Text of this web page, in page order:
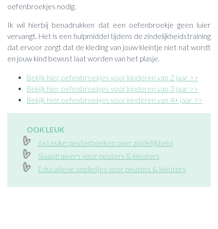
oefenbroekjes nodig.
Ik wil hierbij benadrukken dat een oefenbroekje geen luier
vervangt. Het is een hulpmiddel tijdens de zindelijkheidstraining
dat ervoor zorgt dat de kleding van jouw kleintje niet nat wordt
en jouw kind bewust laat worden van het plasje.
Bekijk hier oefenbroekjes voor kinderen van 2 jaar >>
Bekijk hier oefenbroekjes voor kinderen van 3 jaar >>
Bekijk hier oefenbroekjes voor kinderen van 4+ jaar >>
OOK LEUK
6x Leuke peuterboeken over zindelijkheid
Slaaptrainers voor peuters & kleuters
Educatieve spelletjes voor peuters & kleuters